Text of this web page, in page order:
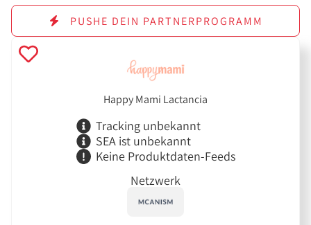
PUSHE DEIN PARTNERPROGRAMM
Happy Mami Lactancia
Tracking unbekannt
SEA ist unbekannt
Keine Produktdaten-Feeds
Netzwerk